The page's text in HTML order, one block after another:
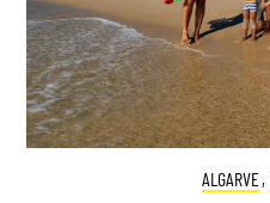
ALGARVE,